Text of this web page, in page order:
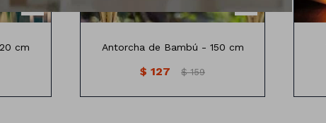
cm Antorcha de Bambú - 150 cm
$ 127 $ 159